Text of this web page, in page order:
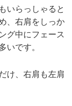
いらっしゃると
、右肩をしっか
グ中にフェース
いです。
け、右肩も左肩